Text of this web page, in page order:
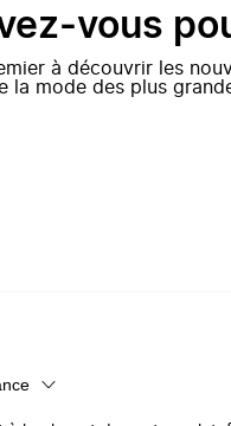
vous
à découvrir les
la mode des plus